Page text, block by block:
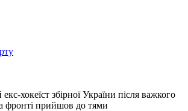
хокеїст збірної України після важкого
фронті прийшов до тями